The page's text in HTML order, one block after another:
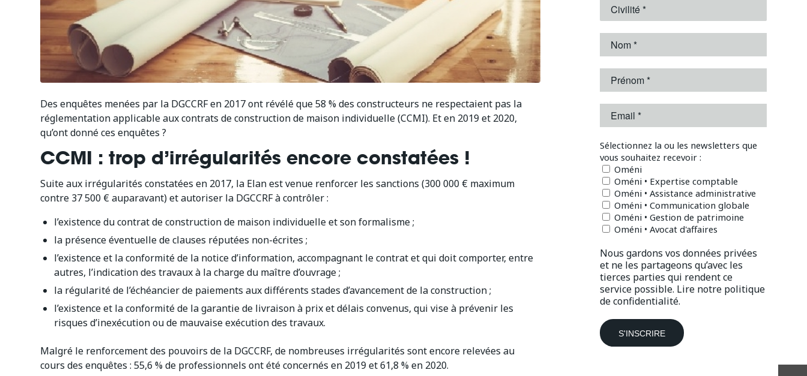
Des enquêtes menées par la DGCCRF en 2017 ont révélé que 58 % des constructeurs ne respectaient pas la
réglementation applicable aux contrats de construction de maison individuelle (CCMI). Et en 2019 et 2020,
qu’ont donné ces enquêtes ?
CCMI : trop d’irrégularités encore constatées !
Suite aux irrégularités constatées en 2017, la Elan est venue renforcer les sanctions (300 000 € maximum
contre 37 500 € auparavant) et autoriser la DGCCRF à contrôler :
l’existence du contrat de construction de maison individuelle et son formalisme ;
la présence éventuelle de clauses réputées non-écrites ;
l’existence et la conformité de la notice d’information, accompagnant le contrat et qui doit comporter, entre
autres, l’indication des travaux à la charge du maître d’ouvrage ;
la régularité de l’échéancier de paiements aux différents stades d’avancement de la construction ;
l’existence et la conformité de la garantie de livraison à prix et délais convenus, qui vise à prévenir les
risques d’inexécution ou de mauvaise exécution des travaux.
Malgré le renforcement des pouvoirs de la DGCCRF, de nombreuses irrégularités sont encore relevées au
cours des enquêtes : 55,6 % de professionnels ont été concernés en 2019 et 61,8 % en 2020.
Sélectionnez la ou les newsletters que
vous souhaitez recevoir :
Oméni
Oméni • Expertise comptable
Oméni • Assistance administrative
Oméni • Communication globale
Oméni • Gestion de patrimoine
Oméni • Avocat d'affaires
Nous gardons vos données privées
et ne les partageons qu’avec les
tierces parties qui rendent ce
service possible. Lire notre politique
de confidentialité.